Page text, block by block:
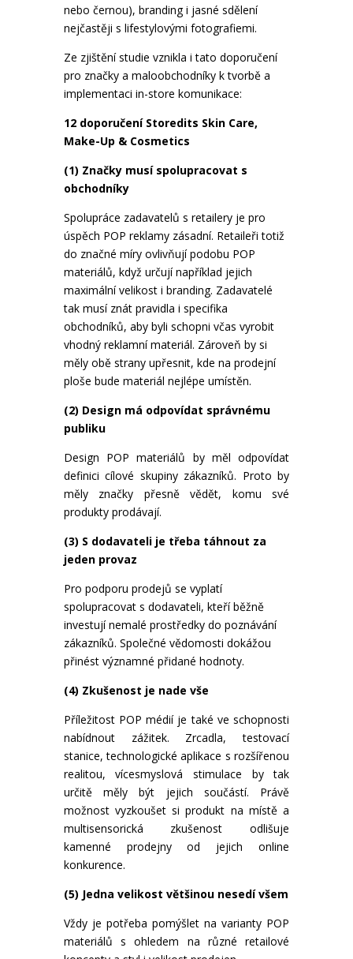
nebo černou), branding i jasné sdělení
nejčastěji s lifestylovými fotografiemi.
Ze zjištění studie vznikla i tato doporučení
pro značky a maloobchodníky k tvorbě a
implementaci in-store komunikace:
12 doporučení Storedits Skin Care,
Make-Up & Cosmetics
(1) Značky musí spolupracovat s
obchodníky
Spolupráce zadavatelů s retailery je pro
úspěch POP reklamy zásadní. Retaileři totiž
do značné míry ovlivňují podobu POP
materiálů, když určují například jejich
maximální velikost i branding. Zadavatelé
tak musí znát pravidla i specifika
obchodníků, aby byli schopni včas vyrobit
vhodný reklamní materiál. Zároveň by si
měly obě strany upřesnit, kde na prodejní
ploše bude materiál nejlépe umístěn.
(2) Design má odpovídat správnému
publiku
Design POP materiálů by měl odpovídat
definici cílové skupiny zákazníků. Proto by
měly značky přesně vědět, komu své
produkty prodávají.
(3) S dodavateli je třeba táhnout za
jeden provaz
Pro podporu prodejů se vyplatí
spolupracovat s dodavateli, kteří běžně
investují nemalé prostředky do poznávání
zákazníků. Společné vědomosti dokážou
přinést významné přidané hodnoty.
(4) Zkušenost je nade vše
Příležitost POP médií je také ve schopnosti
nabídnout zážitek. Zrcadla, testovací
stanice, technologické aplikace s rozšířenou
realitou, vícesmyslová stimulace by tak
určitě měly být jejich součástí. Právě
možnost vyzkoušet si produkt na místě a
multisensorická zkušenost odlišuje
kamenné prodejny od jejich online
konkurence.
(5) Jedna velikost většinou nesedí všem
Vždy je potřeba pomýšlet na varianty POP
materiálů s ohledem na různé retailové